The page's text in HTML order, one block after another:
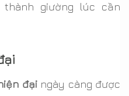
giường lúc cần
đại ngày càng được